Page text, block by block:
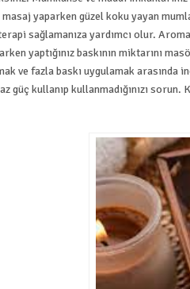
yaparken güzel koku yayan
sağlamanıza yardımcı olur.
yaptığınız baskının miktarını
ve fazla baskı uygulamak arasında
güç kullanıp kullanmadığınızı